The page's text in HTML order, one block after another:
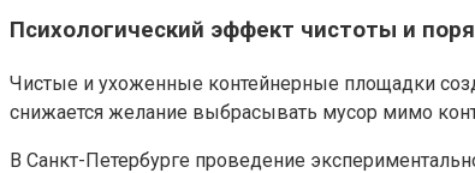
Психологический эффект чистоты и
Чистые и ухоженные контейнерные площадки
снижается желание выбрасывать мусор мимо
В Санкт-Петербурге проведение